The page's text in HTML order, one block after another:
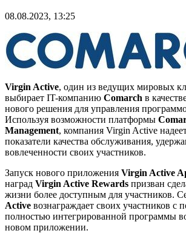
08.08.2023, 13:25
Virgin Active, один из ведущих мировых
выбирает IT-компанию Comarch в
нового решения для управления
Используя возможности платформы
Management, компания Virgin Active
показатели качества обслуживания,
вовлеченности своих участников.
Запуск нового приложения Virgin Active
наград Virgin Active Rewards призван
жизни более доступным для участников.
Active вознаграждает своих участников с
полностью интегрированной программы
новом приложении.